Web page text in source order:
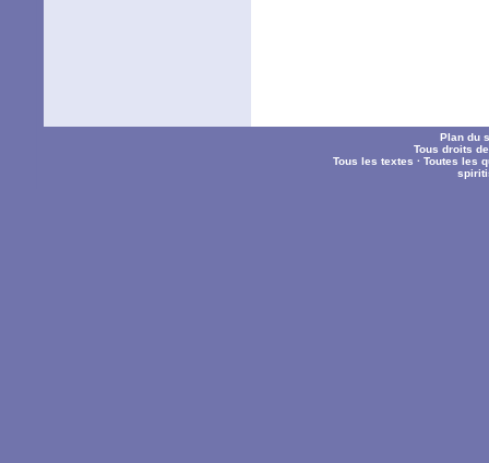
Plan du
Tous droits
Tous les textes ·Toutes les